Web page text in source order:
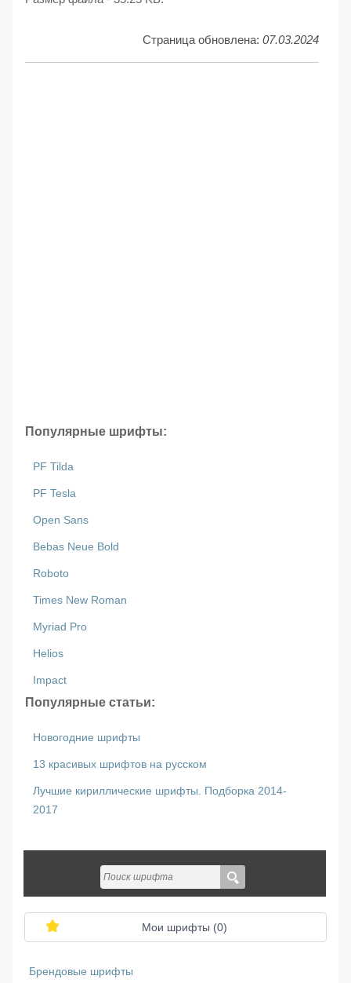
Страница обновлена: 07.03.2024
Популярные шрифты:
PF Tilda
PF Tesla
Open Sans
Bebas Neue Bold
Roboto
Times New Roman
Myriad Pro
Helios
Impact
Популярные статьи:
Новогодние шрифты
13 красивых шрифтов на русском
Лучшие кириллические шрифты. Подборка 2014-
2017
Мои шрифты (0)
Брендовые шрифты